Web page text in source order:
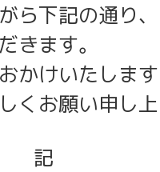
ら下記の通り
きます。
かけいたしま
くお願い申し
記